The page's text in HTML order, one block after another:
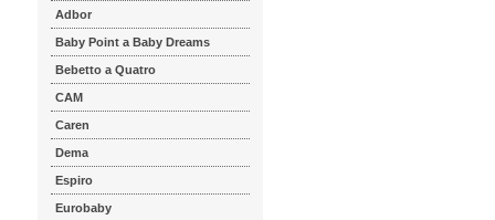
Adbor
Baby Point a Baby Dreams
Bebetto a Quatro
CAM
Caren
Dema
Espiro
Eurobaby